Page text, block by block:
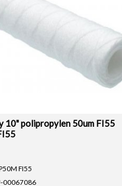
10" polipropylen 50um FI55
FI55
00067086